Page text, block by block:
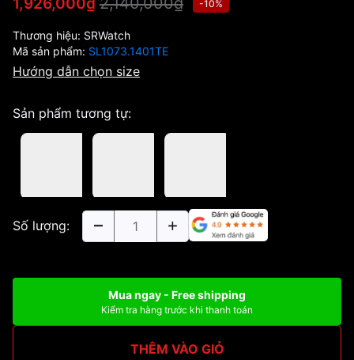
-10%
Thương hiệu: SRWatch
Mã sản phẩm: SL1073.1401TE
Hướng dẫn chọn size
Sản phẩm tương tự:
Số lượng:
Mua ngay - Free shipping
Kiểm tra hàng trước khi thanh toán
THÊM VÀO GIỎ